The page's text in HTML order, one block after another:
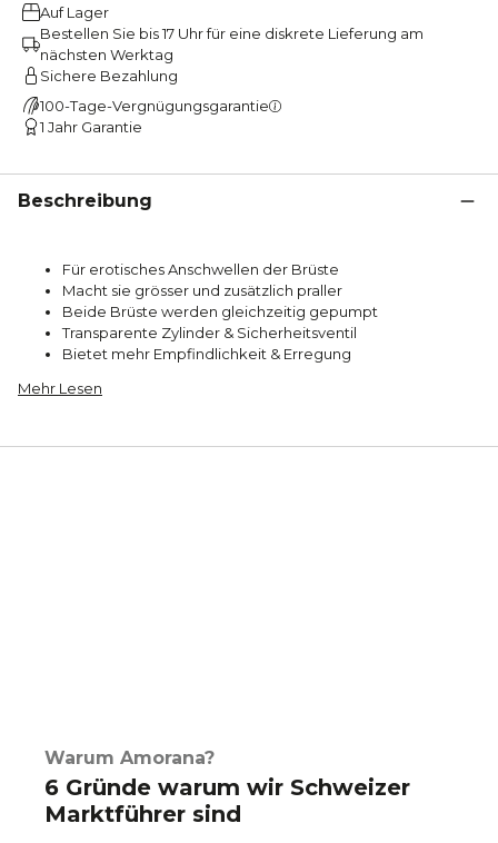
Auf Lager
Bestellen Sie bis 17 Uhr für eine diskrete Lieferung am
nächsten Werktag
Sichere Bezahlung
100-Tage-Vergnügungsgarantie
1 Jahr Garantie
Beschreibung
Für erotisches Anschwellen der Brüste
Macht sie grösser und zusätzlich praller
Beide Brüste werden gleichzeitig gepumpt
Transparente Zylinder & Sicherheitsventil
Bietet mehr Empfindlichkeit & Erregung
Mehr Lesen
Warum Amorana?
6 Gründe warum wir Schweizer
Marktführer sind